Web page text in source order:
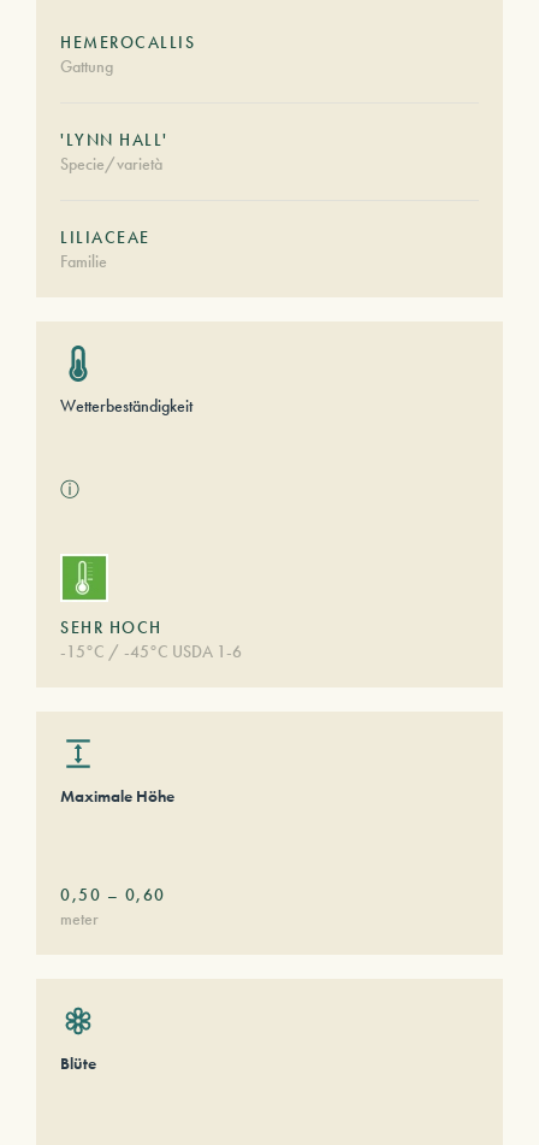
HEMEROCALLIS
Gattung
'LYNN HALL'
Specie/varietà
LILIACEAE
Familie
Wetterbeständigkeit
ⓘ
SEHR HOCH
-15°C / -45°C USDA 1-6
Maximale Höhe
0,50 – 0,60
meter
Blüte